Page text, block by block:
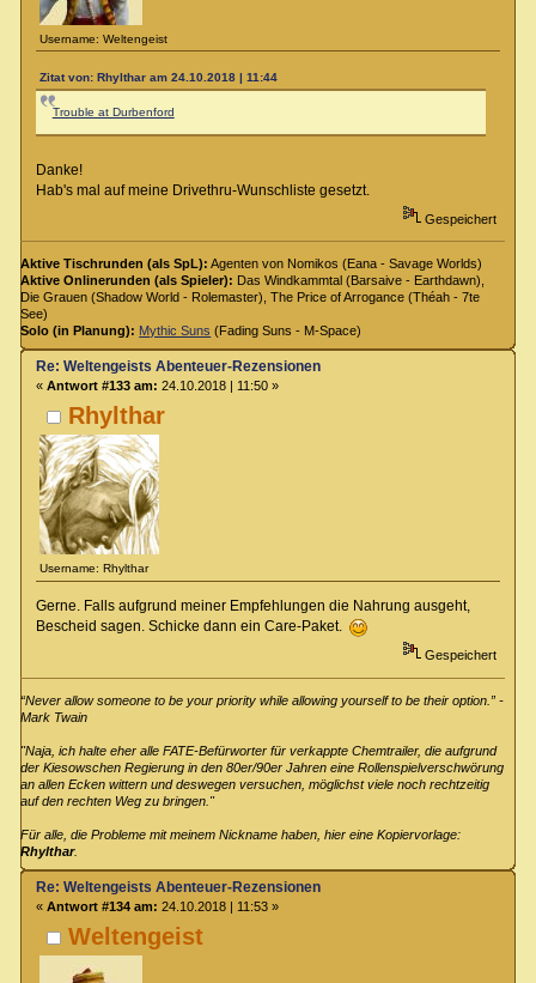
Username: Weltengeist
Zitat von: Rhylthar am 24.10.2018 | 11:44
Trouble at Durbenford
Danke!
Hab's mal auf meine Drivethru-Wunschliste gesetzt.
Gespeichert
Aktive Tischrunden (als SpL): Agenten von Nomikos (Eana - Savage Worlds)
Aktive Onlinerunden (als Spieler): Das Windkammtal (Barsaive - Earthdawn),
Die Grauen (Shadow World - Rolemaster), The Price of Arrogance (Théah - 7te
See)
Solo (in Planung): Mythic Suns (Fading Suns - M-Space)
Rhylthar
Username: Rhylthar
Re: Weltengeists Abenteuer-Rezensionen
« Antwort #133 am: 24.10.2018 | 11:50 »
Gerne. Falls aufgrund meiner Empfehlungen die Nahrung ausgeht,
Bescheid sagen. Schicke dann ein Care-Paket.
Gespeichert
“Never allow someone to be your priority while allowing yourself to be their option.” -
Mark Twain
"Naja, ich halte eher alle FATE-Befürworter für verkappte Chemtrailer, die aufgrund
der Kiesowschen Regierung in den 80er/90er Jahren eine Rollenspielverschwörung
an allen Ecken wittern und deswegen versuchen, möglichst viele noch rechtzeitig
auf den rechten Weg zu bringen."
Für alle, die Probleme mit meinem Nickname haben, hier eine Kopiervorlage:
Rhylthar.
Weltengeist
Re: Weltengeists Abenteuer-Rezensionen
« Antwort #134 am: 24.10.2018 | 11:53 »